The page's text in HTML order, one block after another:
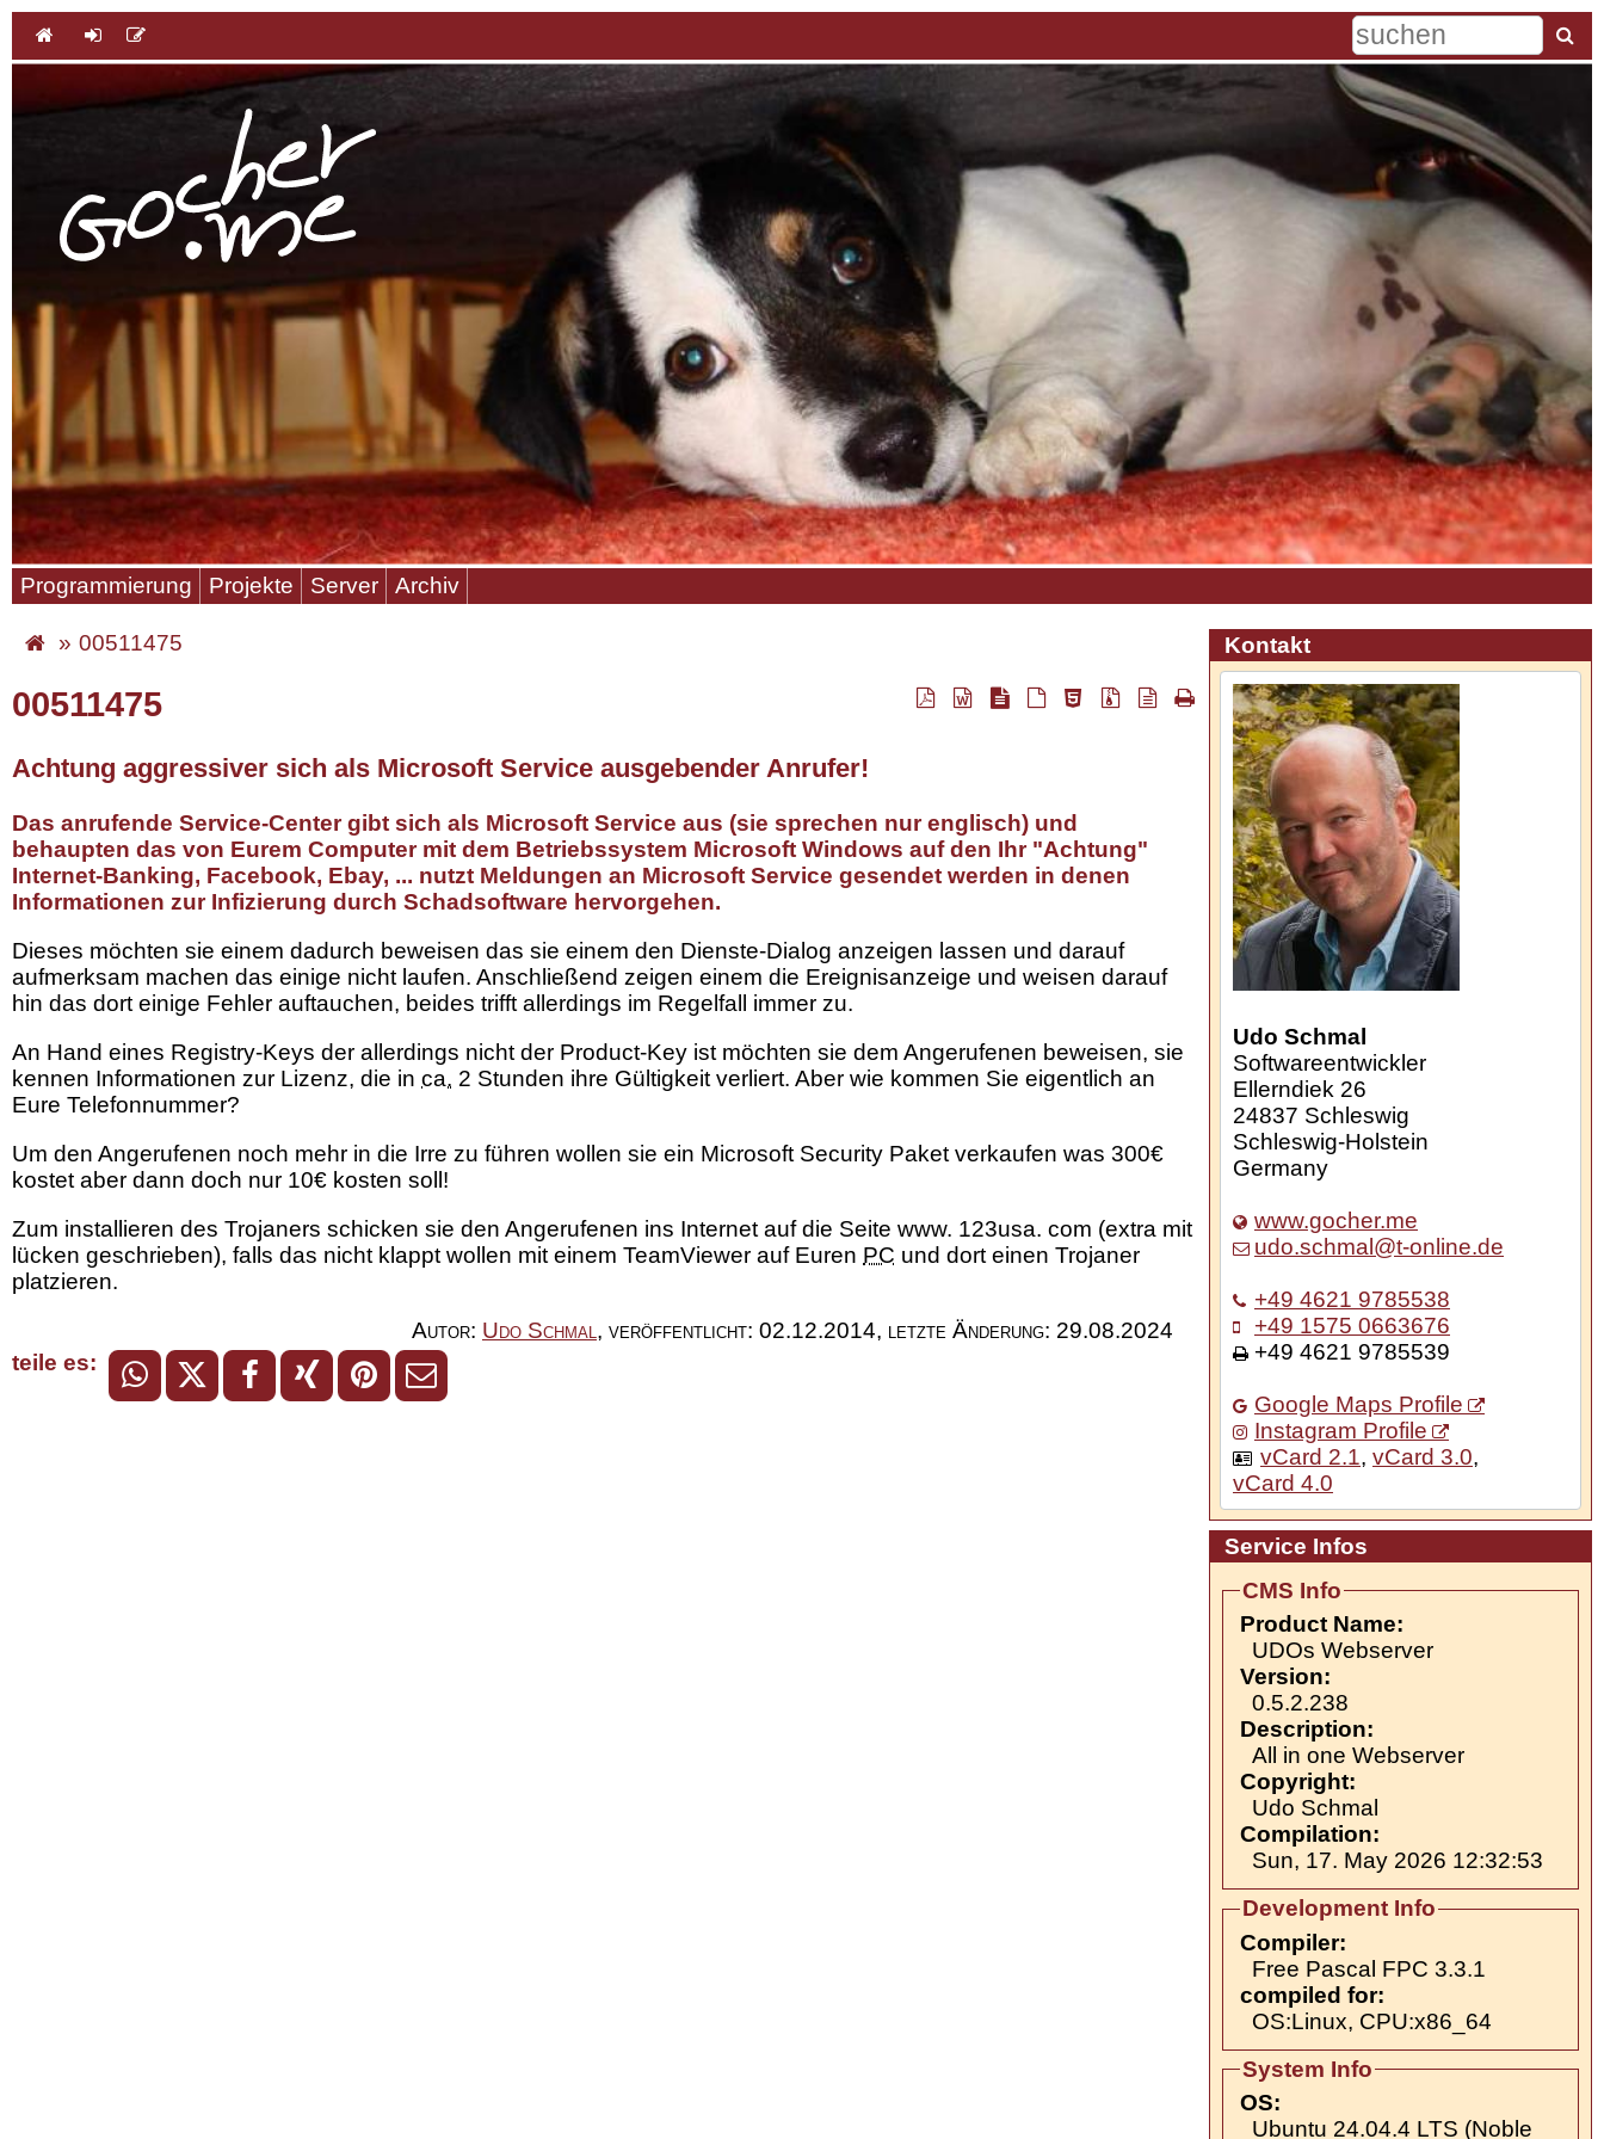
Programmierung Projekte Server Archiv
00511475
00511475
Achtung aggressiver sich als Microsoft Service ausgebender Anrufer!
Das anrufende Service-Center gibt sich als Microsoft Service aus (sie sprechen nur englisch) und
behaupten das von Eurem Computer mit dem Betriebssystem Microsoft Windows auf den Ihr "Achtung"
Internet-Banking, Facebook, Ebay, ... nutzt Meldungen an Microsoft Service gesendet werden in denen
Informationen zur Infizierung durch Schadsoftware hervorgehen.
Dieses möchten sie einem dadurch beweisen das sie einem den Dienste-Dialog anzeigen lassen und darauf
aufmerksam machen das einige nicht laufen. Anschließend zeigen einem die Ereignisanzeige und weisen darauf
hin das dort einige Fehler auftauchen, beides trifft allerdings im Regelfall immer zu.
An Hand eines Registry-Keys der allerdings nicht der Product-Key ist möchten sie dem Angerufenen beweisen, sie
kennen Informationen zur Lizenz, die in ca. 2 Stunden ihre Gültigkeit verliert. Aber wie kommen Sie eigentlich an
Eure Telefonnummer?
Um den Angerufenen noch mehr in die Irre zu führen wollen sie ein Microsoft Security Paket verkaufen was 300€
kostet aber dann doch nur 10€ kosten soll!
Zum installieren des Trojaners schicken sie den Angerufenen ins Internet auf die Seite www. 123usa. com (extra mit
lücken geschrieben), falls das nicht klappt wollen mit einem TeamViewer auf Euren PC und dort einen Trojaner
platzieren.
Autor: Udo Schmal , veröffentlicht: 02.12.2014, letzte Änderung: 29.08.2024
teile es:
Kontakt
Udo Schmal
Softwareentwickler
Ellerndiek 26
24837 Schleswig
Schleswig-Holstein
Germany
www.gocher.me
udo.schmal@t-online.de
+49 4621 9785538
+49 1575 0663676
+49 4621 9785539
Google Maps Profile
Instagram Profile
vCard 2.1, vCard 3.0,
vCard 4.0
Service Infos
CMS Info
Product Name:
UDOs Webserver
Version:
0.5.2.238
Description:
All in one Webserver
Copyright:
Udo Schmal
Compilation:
Sun, 17. May 2026 12:32:53
Development Info
Compiler:
Free Pascal FPC 3.3.1
compiled for:
OS:Linux, CPU:x86_64
System Info
OS:
Ubuntu 24.04.4 LTS (Noble